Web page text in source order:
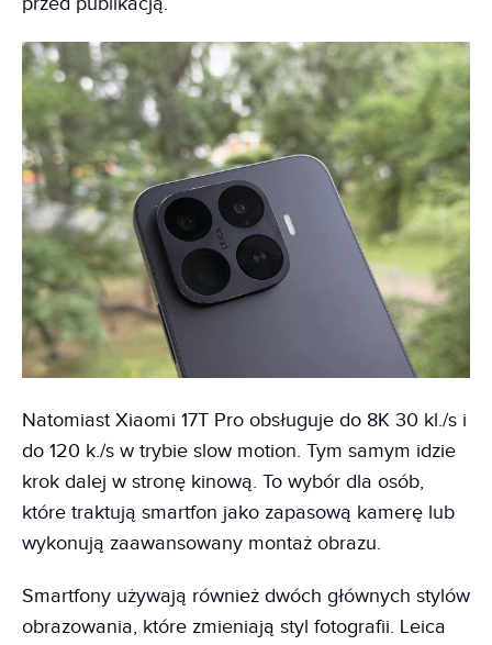
Natomiast Xiaomi 17T Pro obsługuje do 8K 30 kl./s i
do 120 k./s w trybie slow motion. Tym samym idzie
krok dalej w stronę kinową. To wybór dla osób,
które traktują smartfon jako zapasową kamerę lub
wykonują zaawansowany montaż obrazu.
Smartfony używają również dwóch głównych stylów
obrazowania, które zmieniają styl fotografii. Leica